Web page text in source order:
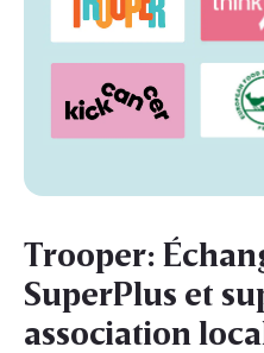
Trooper:
SuperPlus et
association